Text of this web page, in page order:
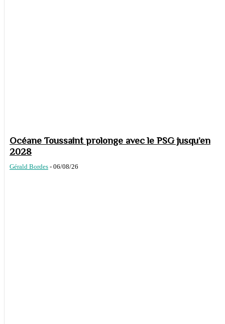
Océane Toussaint prolonge avec le PSG jusqu’en
2028
Gérald Bordes - 06/08/26